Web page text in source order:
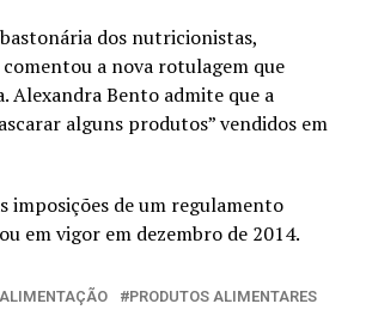
dos nutricionistas,
a nova rotulagem que
Alexandra Bento admite que a
alguns produtos” vendidos em
imposições de um regulamento
em vigor em dezembro de 2014.
ALIMENTAÇÃO
PRODUTOS ALIMENTARES